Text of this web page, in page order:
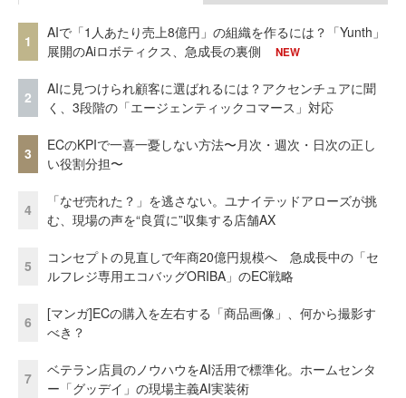
1
AIで「1人あたり売上8億円」の組織を作るには？「Yunth」
展開のAiロボティクス、急成長の裏側
NEW
2
AIに見つけられ顧客に選ばれるには？アクセンチュアに聞
く、3段階の「エージェンティックコマース」対応
3
ECのKPIで一喜一憂しない方法〜月次・週次・日次の正し
い役割分担〜
4
「なぜ売れた？」を逃さない。ユナイテッドアローズが挑
む、現場の声を“良質に”収集する店舗AX
5
コンセプトの見直しで年商20億円規模へ 急成長中の「セ
ルフレジ専用エコバッグORIBA」のEC戦略
6
[マンガ]ECの購入を左右する「商品画像」、何から撮影す
べき？
7
ベテラン店員のノウハウをAI活用で標準化。ホームセンタ
ー「グッデイ」の現場主義AI実装術